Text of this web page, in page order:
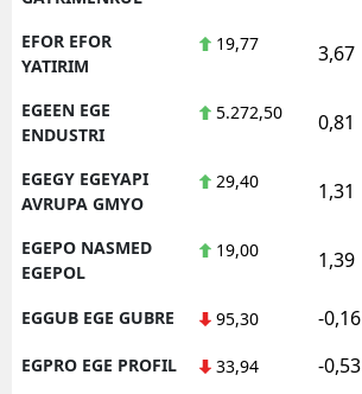
EFOR EFOR
YATIRIM
19,77 3,67
EGEEN EGE
ENDUSTRI
5.272,50 0,81
EGEGY EGEYAPI
AVRUPA GMYO
29,40 1,31
EGEPO NASMED
EGEPOL
19,00 1,39
EGGUB EGE GUBRE 95,30 -0,16
EGPRO EGE PROFIL 33,94 -0,53